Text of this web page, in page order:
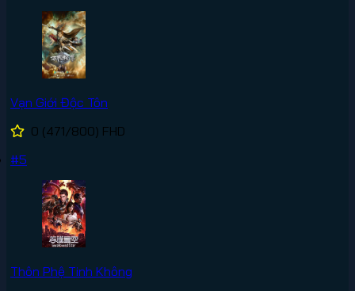
Vạn Giới Độc Tôn
0 (471/800) FHD
#5
Thôn Phệ Tinh Không